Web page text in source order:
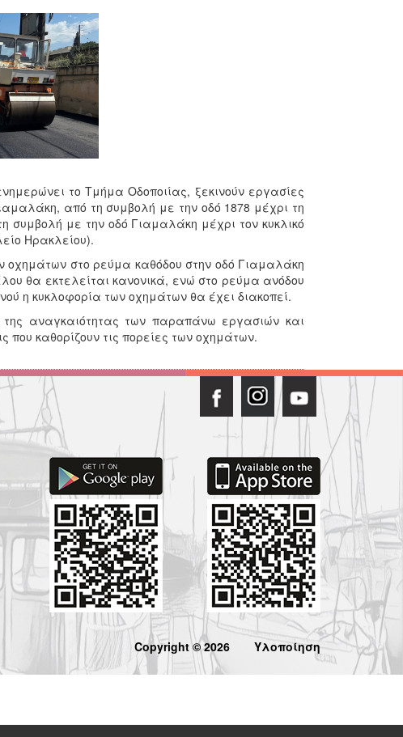
το Τμήμα Οδοποιίας, ξεκινούν εργασίες
από τη συμβολή με την οδό 1878 μέχρι τη
συμβολή με την οδό Γιαμαλάκη μέχρι τον κυκλικό
Ηρακλείου).
στο ρεύμα καθόδου στην οδό Γιαμαλάκη
θα εκτελείται κανονικά, ενώ στο ρεύμα ανόδου
η κυκλοφορία των οχημάτων θα έχει διακοπεί.
αναγκαιότητας των παραπάνω εργασιών και
που καθορίζουν τις πορείες των οχημάτων.
Copyright © 2026 Υλοποίηση